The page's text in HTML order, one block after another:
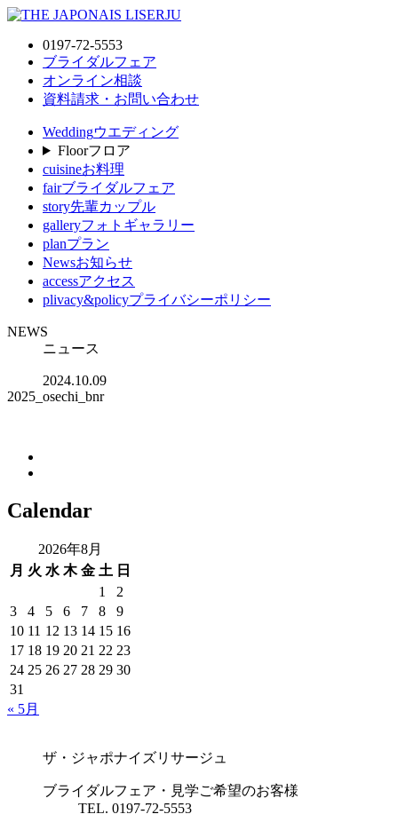
0197-72-5553
ブライダルフェア
オンライン相談
資料請求・お問い合わせ
Weddingウエディング
Floorフロア
cuisineお料理
fairブライダルフェア
story先輩カップル
galleryフォトギャラリー
planプラン
Newsお知らせ
accessアクセス
plivacy&policyプライバシーポリシー
NEWS
ニュース
2024.10.09
2025_osechi_bnr
Calendar
2026年8月
月 火 水 木 金 土 日
1
2
3
4 5 6 7 8
9
10 11 12 13 14 15 16
17 18 19 20 21 22 23
24 25 26 27 28 29 30
31
« 5月
ザ・ジャポナイズリサージュ
ブライダルフェア・見学ご希望のお客様
TEL. 0197-72-5553